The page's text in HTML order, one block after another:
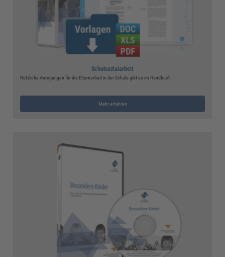
Schulsozialarbeit
Nützliche Anregungen für die Elternarbeit in der Schule gibt es im Handbuch
Mehr erfahren